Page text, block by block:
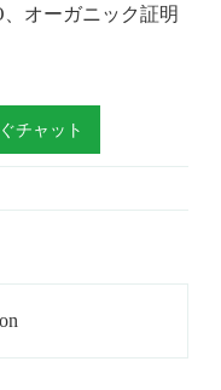
オーガニック証明
チャット